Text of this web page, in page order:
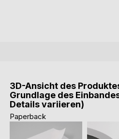
3D-Ansicht des
Grundlage des
Details variieren)
Paperback